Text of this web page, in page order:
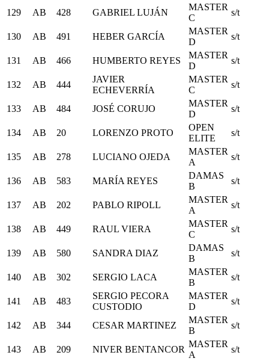
129 AB 428 GABRIEL LUJÁN
MASTER
C
s/t
130 AB 491 HEBER GARCÍA
MASTER
D
s/t
131 AB 466 HUMBERTO REYES
MASTER
D
s/t
132 AB 444
JAVIER
ECHEVERRÍA
MASTER
C
s/t
133 AB 484 JOSÉ CORUJO
MASTER
D
s/t
134 AB 20 LORENZO PROTO
OPEN
ELITE
s/t
135 AB 278 LUCIANO OJEDA
MASTER
A
s/t
136 AB 583 MARÍA REYES
DAMAS
B
s/t
137 AB 202 PABLO RIPOLL
MASTER
A
s/t
138 AB 449 RAUL VIERA
MASTER
C
s/t
139 AB 580 SANDRA DIAZ
DAMAS
B
s/t
140 AB 302 SERGIO LACA
MASTER
B
s/t
141 AB 483
SERGIO PECORA
CUSTODIO
MASTER
D
s/t
142 AB 344 CESAR MARTINEZ
MASTER
B
s/t
143 AB 209 NIVER BENTANCOR
MASTER
A
s/t